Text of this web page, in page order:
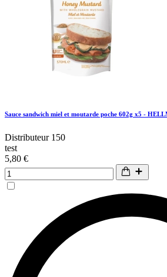
Sauce sandwich miel et moutarde poche 602g x5 -
Distributeur 150
test
5,80 €